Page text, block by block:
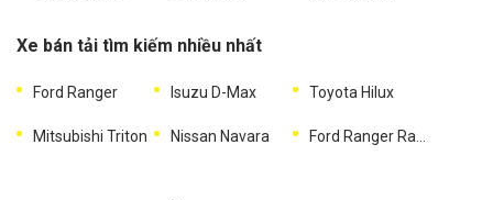
Xe bán tải tìm kiếm nhiều nhất
Ford Ranger Isuzu D-Max Toyota Hilux
Mitsubishi Triton Nissan Navara Ford Ranger Raptor